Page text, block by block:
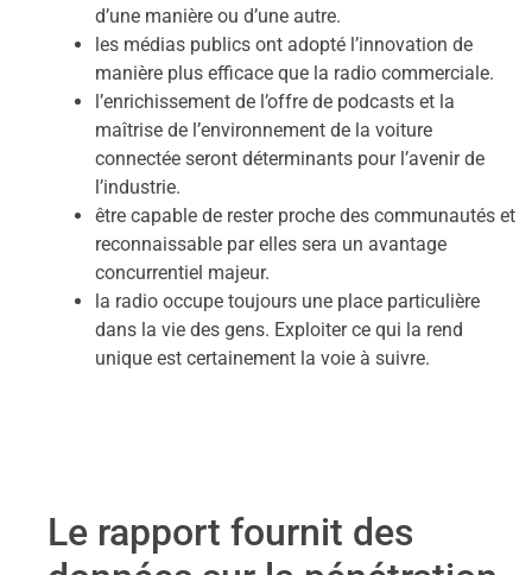
d’une manière ou d’une autre.
les médias publics ont adopté l’innovation de
manière plus efficace que la radio commerciale.
l’enrichissement de l’offre de podcasts et la
maîtrise de l’environnement de la voiture
connectée seront déterminants pour l’avenir de
l’industrie.
être capable de rester proche des communautés et
reconnaissable par elles sera un avantage
concurrentiel majeur.
la radio occupe toujours une place particulière
dans la vie des gens. Exploiter ce qui la rend
unique est certainement la voie à suivre.
Le rapport fournit des